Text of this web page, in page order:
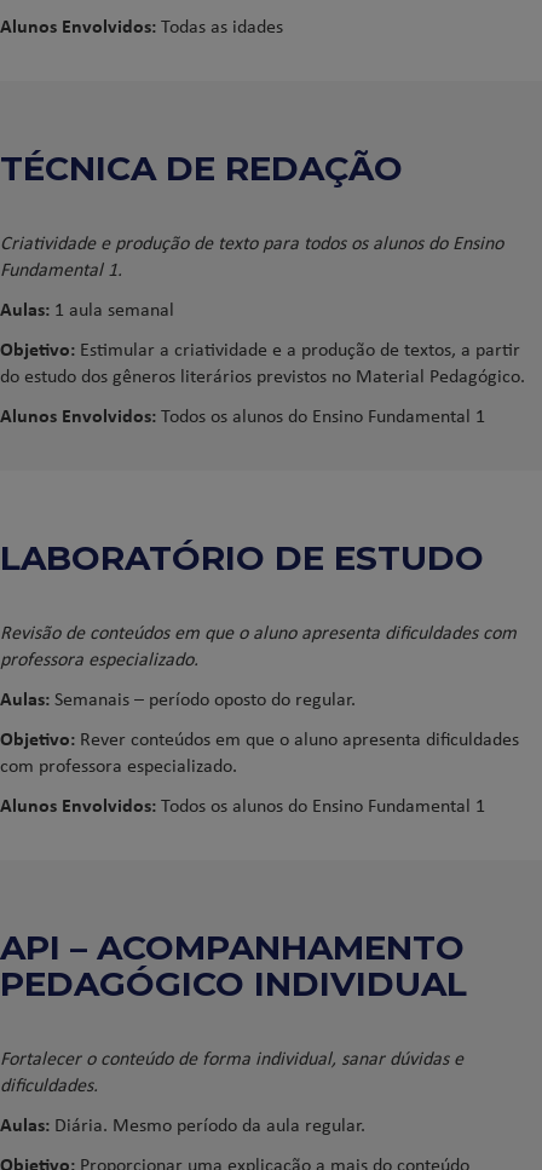
Alunos Envolvidos:Todas as idades
TÉCNICA DE REDAÇÃO
Criatividade e produção de texto para todos os alunos do Ensino
Fundamental 1.
Aulas: 1 aula semanal
Objetivo: Estimular a criatividade e a produção de textos, a partir
do estudo dos gêneros literários previstos no Material Pedagógico.
Alunos Envolvidos:Todos os alunos do Ensino Fundamental 1
LABORATÓRIO DE ESTUDO
Revisão de conteúdos em que o aluno apresenta dificuldades com
professora especializado.
Aulas:Semanais – período oposto do regular.
Objetivo: Rever conteúdos em que o aluno apresenta dificuldades
com professora especializado.
Alunos Envolvidos:Todos os alunos do Ensino Fundamental 1
API – ACOMPANHAMENTO
PEDAGÓGICO INDIVIDUAL
Fortalecer o conteúdo de forma individual, sanar dúvidas e
dificuldades.
Aulas: Diária. Mesmo período da aula regular.
Objetivo: Proporcionar uma explicação a mais do conteúdo